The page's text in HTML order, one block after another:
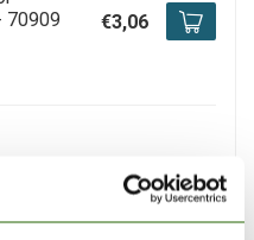
70909
€3,06
€2,89